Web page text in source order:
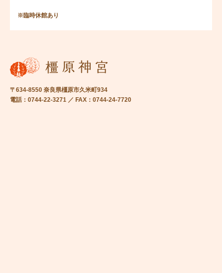
※臨時休館あり
〒634-8550 奈良県橿原市久米町934
電話：0744-22-3271 ／ FAX：0744-24-7720